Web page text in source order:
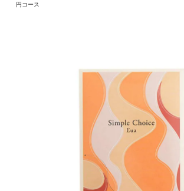
円コース